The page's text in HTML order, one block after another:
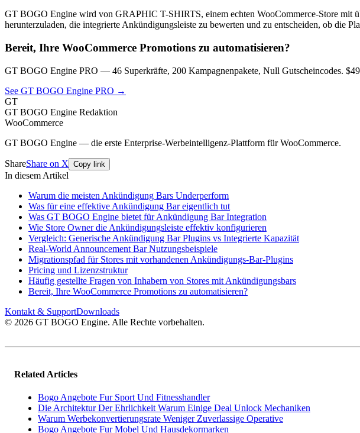
GT BOGO Engine wird von GRAPHIC T-SHIRTS, einem echten WooCommerce-Store mit
herunterzuladen, die integrierte Ankündigungsleiste zu bewerten und zu entscheiden, ob die
Bereit, Ihre WooCommerce Promotions zu automatisieren?
GT BOGO Engine PRO — 46 Superkräfte, 200 Kampagnenpakete, Null Gutscheincodes.
See GT BOGO Engine PRO →
GT
GT BOGO Engine Redaktion
WooCommerce
GT BOGO Engine — die erste Enterprise-Werbeintelligenz-Plattform für WooCommerce.
ShareShare on X Copy link
In diesem Artikel
Warum die meisten Ankündigung Bars Underperform
Was für eine effektive Ankündigung Bar eigentlich tut
Was GT BOGO Engine bietet für Ankündigung Bar Integration
Wie Store Owner die Ankündigungsleiste effektiv konfigurieren
Vergleich: Generische Ankündigung Bar Plugins vs Integrierte Kapazität
Real-World Announcement Bar Nutzungsbeispiele
Migrationspfad für Stores mit vorhandenen Ankündigungs-Bar-Plugins
Pricing und Lizenzstruktur
Häufig gestellte Fragen von Inhabern von Stores mit Ankündigungsbars
Bereit, Ihre WooCommerce Promotions zu automatisieren?
Kontakt & SupportDownloads
© 2026 GT BOGO Engine. Alle Rechte vorbehalten.
Related Articles
Bogo Angebote Fur Sport Und Fitnesshandler
Die Architektur Der Ehrlichkeit Warum Einige Deal Unlock Mechaniken
Warum Werbekonvertierungsrate Weniger Zuverlassige Operative
Bogo Angebote Fur Mobel Und Hausdekormarken